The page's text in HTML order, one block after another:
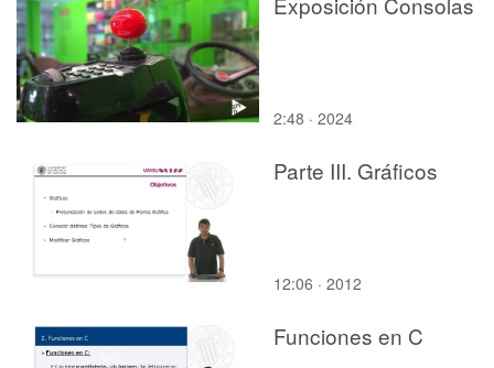
2:48 · 2024
Parte III. Gráficos
12:06 · 2012
Funciones en C